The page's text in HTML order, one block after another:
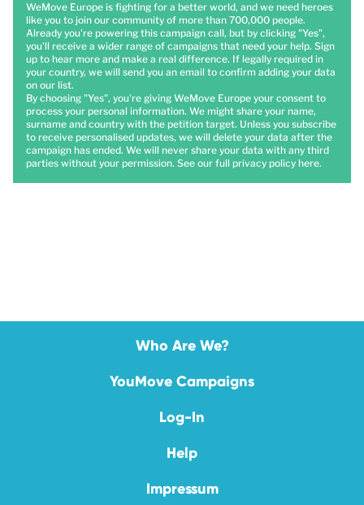
WeMove Europe is fighting for a better world, and we need heroes
like you to join our community of more than 700,000 people.
Already you're powering this campaign call, but by clicking "Yes",
you'll receive a wider range of campaigns that need your help. Sign
up to hear more and make a real difference. If legally required in
your country, we will send you an email to confirm adding your data
on our list.
By choosing "Yes", you're giving WeMove Europe your consent to
process your personal information. We might share your name,
surname and country with the petition target. Unless you subscribe
to receive personalised updates, we will delete your data after the
campaign has ended. We will never share your data with any third
parties without your permission. See our full privacy policy here.
Who Are We?
YouMove Campaigns
Log-In
Help
Impressum